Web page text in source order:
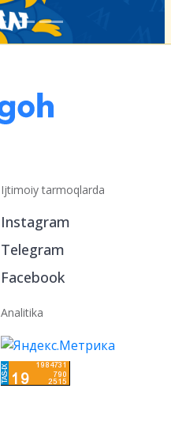
Ijtimoiy tarmoqlarda
Instagram
Telegram
Facebook
Analitika